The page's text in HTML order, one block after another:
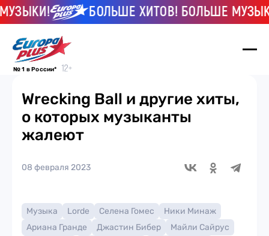
БОЛЬШЕ ХИТОВ! БОЛЬШЕ МУЗЫКИ!
№ 1 в России*
Wrecking Ball и другие хиты,
о которых музыканты
жалеют
08 февраля 2023
Музыка Lorde Селена Гомес
Ники Минаж
Ариана Гранде
Джастин Бибер
Майли Сайрус